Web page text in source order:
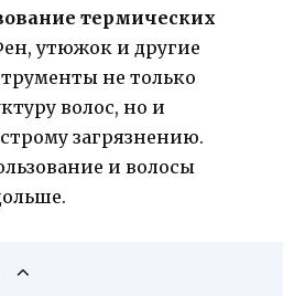
термических
утюжок и другие
не только
волос, но и
загрязнению.
и волосы